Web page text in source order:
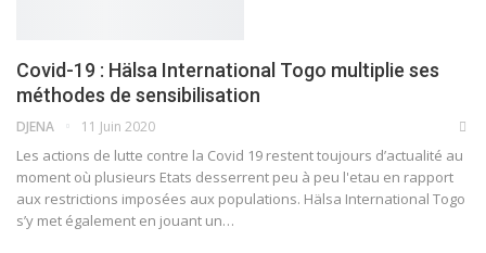
Covid-19 : Hälsa International Togo multiplie ses
méthodes de sensibilisation
DJENA 11 Juin 2020
Les actions de lutte contre la Covid 19 restent toujours d’actualité au
moment où plusieurs Etats desserrent peu à peu l'etau en rapport
aux restrictions imposées aux populations. Hälsa International Togo
s’y met également en jouant un…